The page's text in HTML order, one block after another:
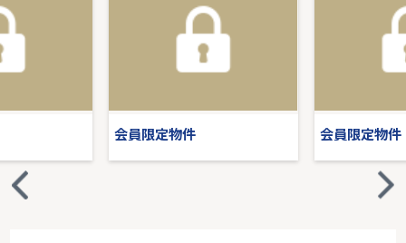
会員限定物件 会員限定物件